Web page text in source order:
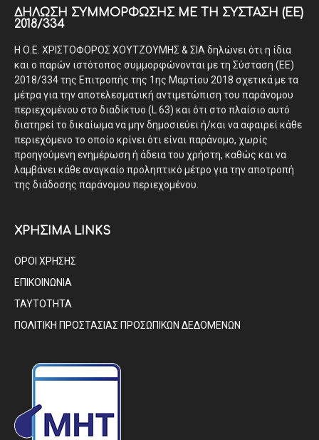
ΔΉΛΩΣΗ ΣΥΜΜΌΡΦΩΣΗΣ ΜΕ ΤΗ ΣΎΣΤΑΣΗ (ΕΕ)
2018/334
Η Ο.Ε. ΧΡΙΣΤΟΦΟΡΟΣ ΧΟΥΤΖΟΥΜΗΣ & ΣΙΑ δηλώνει ότι η ίδια
και ο παρών ιστότοπος συμμορφώνονται με τη Σύσταση (ΕΕ)
2018/334 της Επιτροπής της 1ης Μαρτίου 2018 σχετικά με τα
μέτρα για την αποτελεσματική αντιμετώπιση του παράνομου
περιεχομένου στο διαδίκτυο (L 63) και ότι στο πλαίσιο αυτό
διατηρεί το δικαίωμα να μην δημοσιεύει ή/και να αφαιρεί κάθε
περιεχόμενο το οποίο κρίνει ότι είναι παράνομο, χωρίς
προηγούμενη ενημέρωση ή άδεια του χρήστη, καθώς και να
λαμβάνει κάθε αναγκαίο προληπτικό μέτρο για την αποτροπή
της διάδοσης παράνομου περιεχομένου.
ΧΡΗΣΙΜΑ LINKS
ΟΡΟΙ ΧΡΗΣΗΣ
ΕΠΙΚΟΙΝΩΝΙΑ
ΤΑΥΤΟΤΗΤΑ
ΠΟΛΙΤΙΚΗ ΠΡΟΣΤΑΣΙΑΣ ΠΡΟΣΩΠΙΚΩΝ ΔΕΔΟΜΕΝΩΝ